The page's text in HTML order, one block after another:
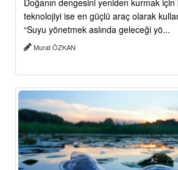
teknolojiyi ise en güçlü araç olarak
“Suyu yönetmek aslında geleceği yö...
Murat ÖZKAN